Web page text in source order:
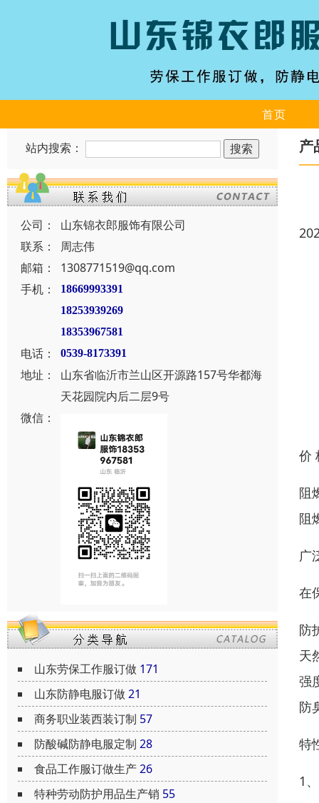
首页
站内搜索：
公司：
山东锦衣郎服饰有限公司
联系：
周志伟
邮箱：
1308771519@qq.com
手机：
18669993391
18253939269
18353967581
电话： 0539-8173391
地址：
山东省临沂市兰山区开源路157号华都海
天花园院内后二层9号
微信：
山东劳保工作服订做 171
山东防静电服订做21
商务职业装西装订制 57
防酸碱防静电服定制 28
食品工作服订做生产26
特种劳动防护用品生产销 55
产
价
阻
阻
广
在
防
天
强
防
特
1